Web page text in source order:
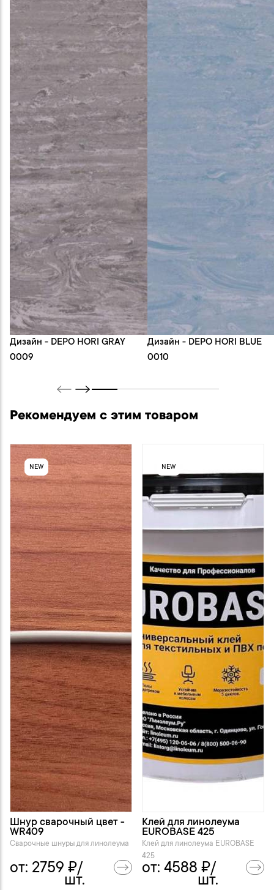
Дизайн - DEPO HORI GRAY
0009
Дизайн - DEPO HORI BLUE
0010
Рекомендуем с этим товаром
NEW
Шнур сварочный цвет -
WR409
Сварочные шнуры для линолеума
от: 2759 ₽/
шт.
NEW
Клей для линолеума
EUROBASE 425
Клей для линолеума EUROBASE
425
от: 4588 ₽/
шт.